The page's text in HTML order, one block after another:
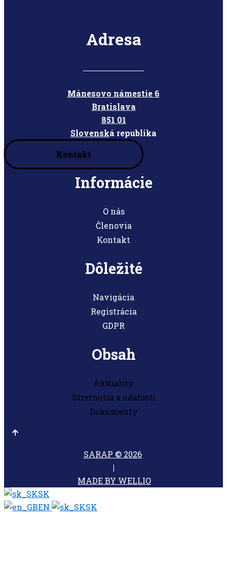
Adresa
Mánesovo námestie 6
Bratislava
851 01
Slovenská republika
Kontakt
Informácie
O nás
Členovia
Kontakt
Dôležité
Navigácia
Registrácia
GDPR
Obsah
Aktuality
Stretnutia a udalosti
Dokumenty
SARAP © 2026
|
MADE BY WELLIO
SK
EN
SK